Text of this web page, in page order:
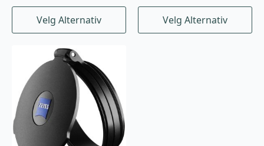
Velg Alternativ
Dette
produktet
varianter.
Alternativene
kan
velges
på
produktsiden
Velg Alternativ
Dette
produktet